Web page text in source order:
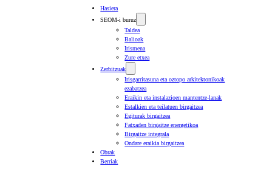
Hasiera
SEOM-i buruz
Taldea
Balioak
Irismena
Zure etxea
Zerbitzuak
Irisgarritasuna eta oztopo arkitektonikoak
ezabatzea
Eraikin eta instalazioen mantentze-lanak
Estalkien eta teilatuen birgaitzea
Egiturak birgaitzea
Fatxaden birgaitze energetikoa
Birgaitze integrala
Ondare eraikia birgaitzea
Obrak
Berriak